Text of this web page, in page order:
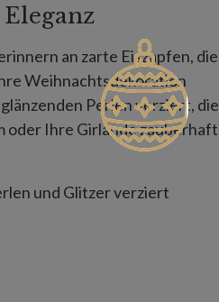
an zarte Eiszapfen, die
Weihnachtsdekoration
Perlen verziert, die
Ihre Girlande zauberhaft
und Glitzer verziert